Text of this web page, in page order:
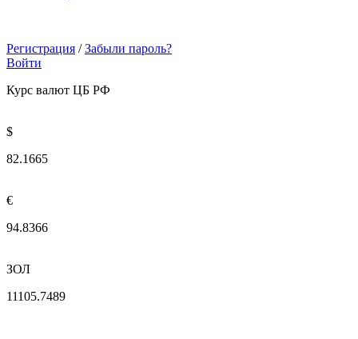
Регистрация / Забыли пароль?
Войти
Курс валют ЦБ РФ
$
82.1665
€
94.8366
ЗОЛ
11105.7489